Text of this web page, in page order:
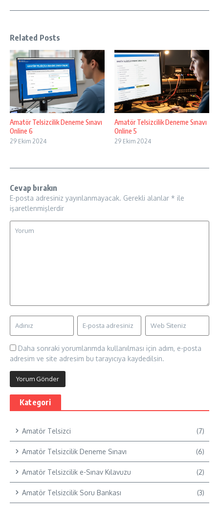
Related Posts
Amatör Telsizcilik Deneme Sınavı
Online 6
29 Ekim 2024
Amatör Telsizcilik Deneme Sınavı
Online 5
29 Ekim 2024
Cevap bırakın
E-posta adresiniz yayınlanmayacak. Gerekli alanlar * ile
işaretlenmişlerdir
Daha sonraki yorumlarımda kullanılması için adım, e-posta
adresim ve site adresim bu tarayıcıya kaydedilsin.
Kategori
Amatör Telsizci (7)
Amatör Telsizcilik Deneme Sınavı (6)
Amatör Telsizcilik e-Sınav Kılavuzu (2)
Amatör Telsizcilik Soru Bankası (3)